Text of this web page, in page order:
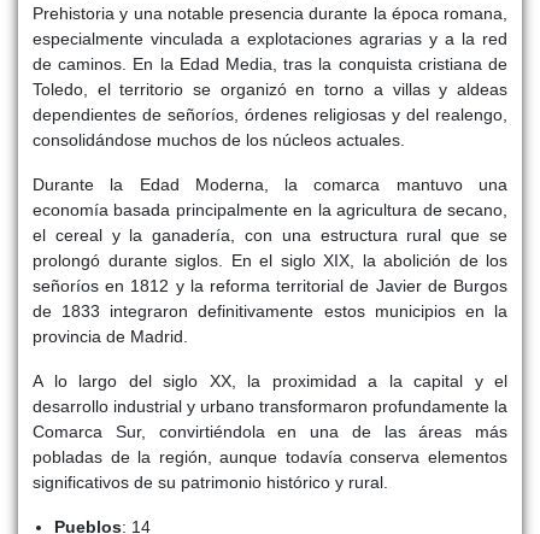
Prehistoria y una notable presencia durante la época romana,
especialmente vinculada a explotaciones agrarias y a la red
de caminos. En la Edad Media, tras la conquista cristiana de
Toledo, el territorio se organizó en torno a villas y aldeas
dependientes de señoríos, órdenes religiosas y del realengo,
consolidándose muchos de los núcleos actuales.
Durante la Edad Moderna, la comarca mantuvo una
economía basada principalmente en la agricultura de secano,
el cereal y la ganadería, con una estructura rural que se
prolongó durante siglos. En el siglo XIX, la abolición de los
señoríos en 1812 y la reforma territorial de Javier de Burgos
de 1833 integraron definitivamente estos municipios en la
provincia de Madrid.
A lo largo del siglo XX, la proximidad a la capital y el
desarrollo industrial y urbano transformaron profundamente la
Comarca Sur, convirtiéndola en una de las áreas más
pobladas de la región, aunque todavía conserva elementos
significativos de su patrimonio histórico y rural.
Pueblos: 14